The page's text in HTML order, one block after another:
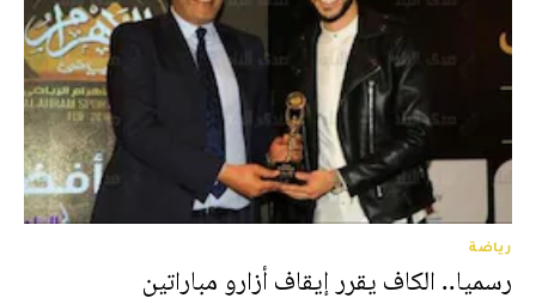
رياضة
رسميا.. الكاف يقرر إيقاف أزارو مباراتين